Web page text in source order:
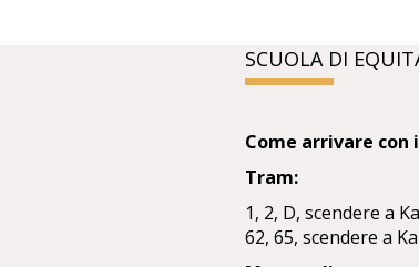
SCUOLA DI
Come arrivare con
Tram:
1, 2, D, scendere a
62, 65, scendere a